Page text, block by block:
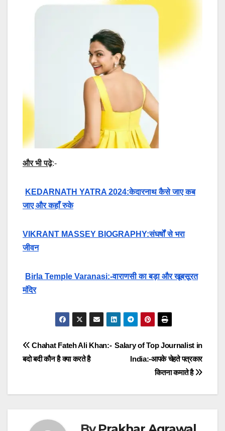
और भी पढ़े:-
KEDARNATH YATRA 2024:केदारनाथ कैसे जाए कब
जाए और कहाँ रुके
VIKRANT MASSEY BIOGRAPHY:संघर्षों से भरा
जीवन
Birla Temple Varanasi:-वाराणसी का बड़ा और खूबसूरत
मंदिर
Post
navigation
Salary of Top Journalist in
India:-आपके चेहते पत्रकार
कितना कमाते है
Chahat Fateh Ali Khan:-
बदो बदी कौन है क्या करते है